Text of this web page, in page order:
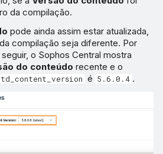
da compilação.
pode ainda assim estar atualizada,
compilação seja diferente. Por
o Sophos Central mostra
do conteúdo recente e o
é 5.6.0.4 .